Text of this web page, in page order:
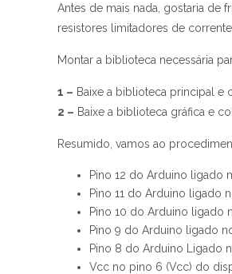
Antes de mais nada, gostaria de
resistores limitadores de
Montar a biblioteca necessária
1 – Baixe a biblioteca principal e
2 – Baixe a biblioteca gráfica e
Resumido, vamos ao
Pino 12 do Arduino ligado
Pino 11 do Arduino ligado
Pino 10 do Arduino ligado
Pino 9 do Arduino ligado
Pino 8 do Arduino Ligado
Vcc no pino 6 (Vcc) do